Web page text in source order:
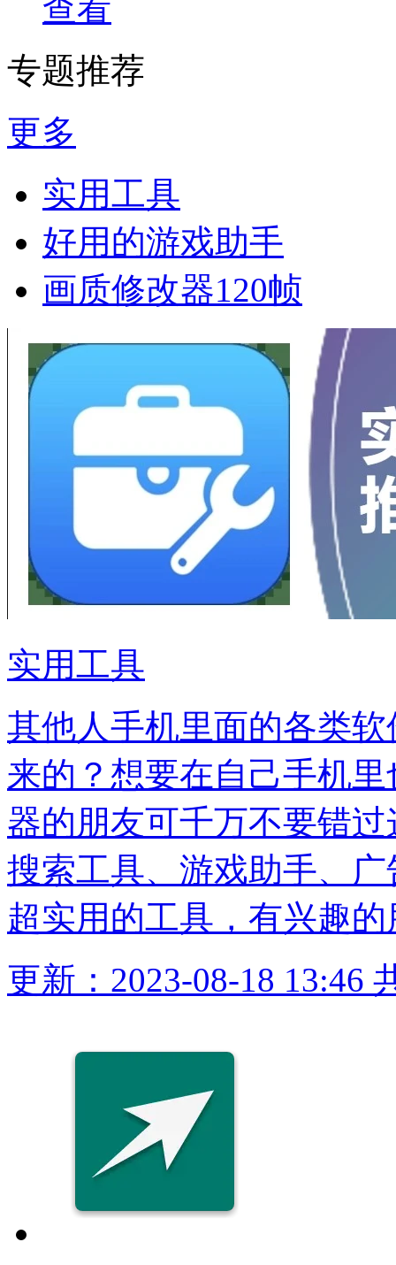
查看
专题推荐
更多
实用工具
好用的游戏助手
画质修改器120帧
实用工具
其他人手机里面的各类
来的？想要在自己手机
器的朋友可千万不要错
搜索工具、游戏助手、
超实用的工具，有兴趣
更新：2023-08-18 13:46